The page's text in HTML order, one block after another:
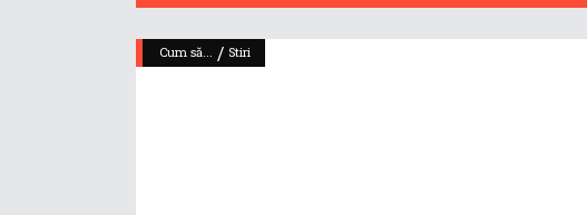
Cum să... / Stiri